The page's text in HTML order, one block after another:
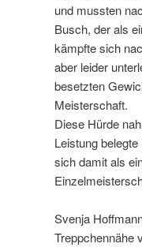
und mussten
Busch, der als
kämpfte sich
aber leider
besetzten
Meisterschaft.
Diese Hürde
Leistung
sich damit als
Svenja
Treppchennähe